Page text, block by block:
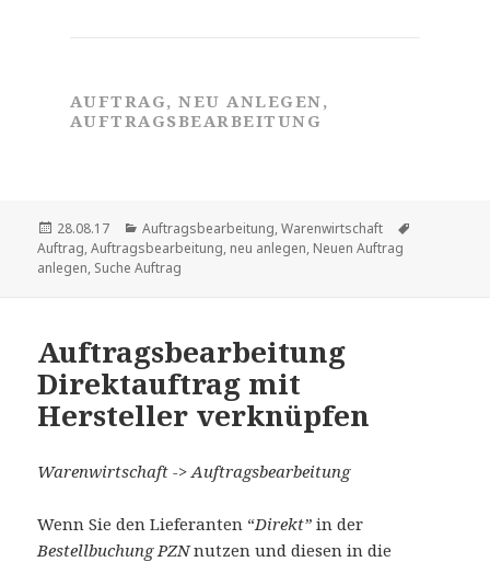
AUFTRAG, NEU ANLEGEN,
AUFTRAGSBEARBEITUNG
Veröffentlicht
am
28.08.17 Kategorien
Auftragsbearbeitung,Warenwirtschaft
Auftrag,Auftragsbearbeitung, neu anlegen, Neuen Auftrag
anlegen, Suche Auftrag
Auftragsbearbeitung
Direktauftrag mit
Hersteller verknüpfen
Warenwirtschaft -> Auftragsbearbeitung
Wenn Sie den Lieferanten “Direkt” in der
Bestellbuchung PZNnutzen und diesen in die